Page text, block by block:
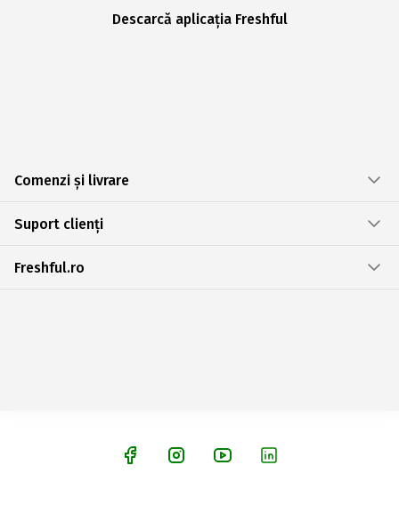
Descarcă aplicația Freshful
Comenzi și livrare
Suport clienți
Freshful.ro